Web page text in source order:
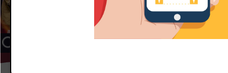
93 театральный сезон
НОВОСТИ КУПИТЬ БИЛЕТ